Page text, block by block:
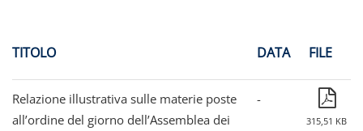
TITOLO DATA FILE
Relazione illustrativa sulle materie poste
all’ordine del giorno dell’Assemblea dei
-
315,51 KB